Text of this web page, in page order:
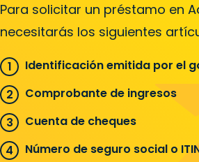
Para solicitar un préstamo en
necesitarás los siguientes
Identificación emitida por el
Comprobante de ingresos
Cuenta de cheques
Número de seguro social o